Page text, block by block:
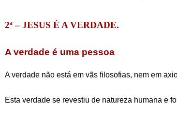
2ª – JESUS É A VERDADE.
A verdade é uma pessoa
A verdade não está em vãs filosofias, nem em
Esta verdade se revestiu de natureza humana e